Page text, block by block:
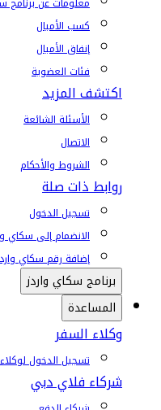
كسب الأميال
إنفاق الأميال
فئات العضوية
اكتشف المزيد
الأسئلة الشائعة
الاتصال
الشروط والأحكام
روابط ذات صلة
تسجيل الدخول
الانضمام إلى سكاي
إضافة رقم سكاي
برنامج سكاي واردز
المساعدة
وكلاء السفر
تسجيل الدخول
شركاء فلاي دبي